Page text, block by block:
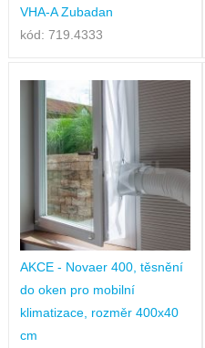
VHA-A Zubadan
kód: 719.4333
AKCE - Novaer 400, těsnění
do oken pro mobilní
klimatizace, rozměr 400x40
cm